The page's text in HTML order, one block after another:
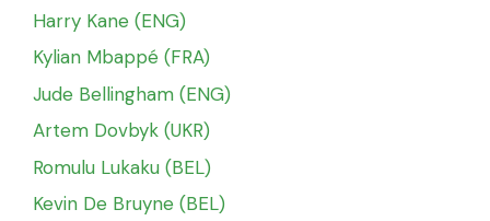
Harry Kane (ENG)
Kylian Mbappé (FRA)
Jude Bellingham (ENG)
Artem Dovbyk (UKR)
Romulu Lukaku (BEL)
Kevin De Bruyne (BEL)